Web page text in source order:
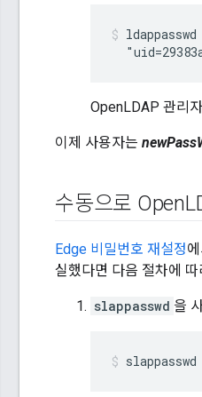
OpenLDAP 관리
이제 사용자는
수동으로 Open
Edge 비밀번호 재설정
실했다면 다음 절차에
slappasswd 을